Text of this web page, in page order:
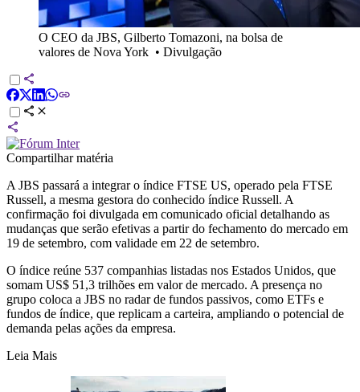
O CEO da JBS, Gilberto Tomazoni, na bolsa de
valores de Nova York • Divulgação
Compartilhar matéria
A JBS passará a integrar o índice FTSE US, operado pela FTSE
Russell, a mesma gestora do conhecido índice Russell. A
confirmação foi divulgada em comunicado oficial detalhando as
mudanças que serão efetivas a partir do fechamento do mercado em
19 de setembro, com validade em 22 de setembro.
O índice reúne 537 companhias listadas nos Estados Unidos, que
somam US$ 51,3 trilhões em valor de mercado. A presença no
grupo coloca a JBS no radar de fundos passivos, como ETFs e
fundos de índice, que replicam a carteira, ampliando o potencial de
demanda pelas ações da empresa.
Leia Mais